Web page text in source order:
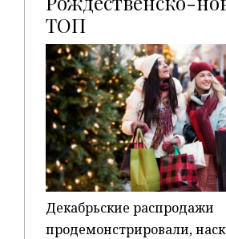
ТОП
P
Декабрьские распродажи
продемонстрировали,